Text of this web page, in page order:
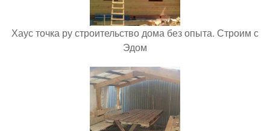
Хаус точка ру строительство дома без опыта. Строим с
Эдом